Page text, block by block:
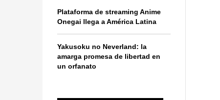
Plataforma de streaming Anime
Onegai llega a América Latina
Yakusoku no Neverland: la
amarga promesa de libertad en
un orfanato